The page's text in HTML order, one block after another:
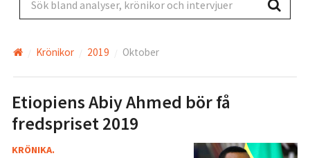
Krönikor 2019 Oktober
Etiopiens Abiy Ahmed bör få
fredspriset 2019
KRÖNIKA.